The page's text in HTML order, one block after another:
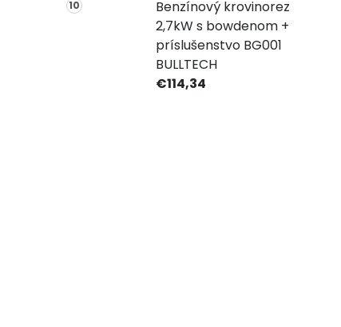
Benzínový krovinorez
2,7kW s bowdenom +
príslušenstvo BG001
BULLTECH
€114,34